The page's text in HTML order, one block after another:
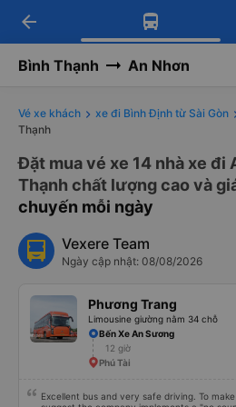
Tải app Vexere
Nhận ưu đãi thành viên
Tải app Vexere
-30k/ghế khi đặt vé
arrow_back
Bình Thạnh An Nhơn
Vé xe khách xe đi Bình Định từ Sài Gòn
Thạnh
Đặt mua vé xe 14 nhà xe đi
Thạnh chất lượng cao và
chuyến mỗi ngày
Vexere Team
Ngày cập nhật: 08/08/2026
Phương Trang
Limousine giường nằm 34 chỗ
Bến Xe An Sương
12 giờ
Phú Tài
Excellent bus and very safe driving. To